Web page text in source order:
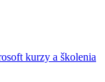
kurzy a školenia